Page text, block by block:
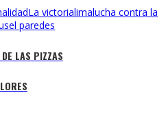
La victorialimalucha contra la
paredes
LAS PIZZAS